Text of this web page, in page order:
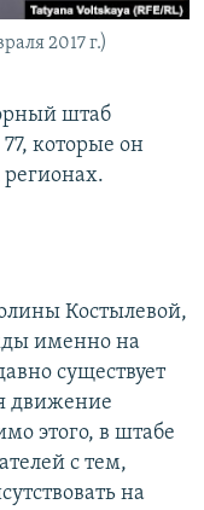
2017 г.)
штаб
которые он
регионах.
Костылевой,
именно на
существует
движение
этого, в штабе
с тем,
на